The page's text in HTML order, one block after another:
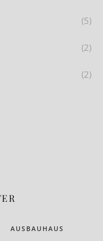
(5)
(2)
(2)
AUSBAUHAUS